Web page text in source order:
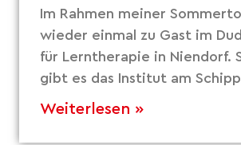
Im Rahmen meiner
wieder einmal zu Gast im
für Lerntherapie in Niendorf.
gibt es das Institut am
Weiterlesen »